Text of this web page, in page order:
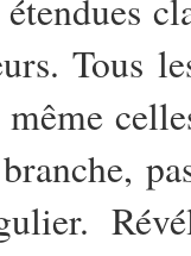
étendues
Tous